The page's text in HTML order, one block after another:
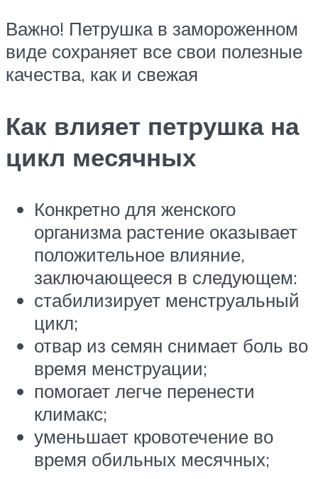
Важно! Петрушка в замороженном
виде сохраняет все свои полезные
качества, как и свежая
Как влияет петрушка на
цикл месячных
Конкретно для женского
организма растение оказывает
положительное влияние,
заключающееся в следующем:
стабилизирует менструальный
цикл;
отвар из семян снимает боль во
время менструации;
помогает легче перенести
климакс;
уменьшает кровотечение во
время обильных месячных;